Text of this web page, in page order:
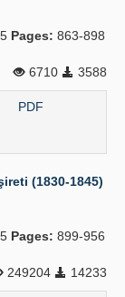
Pages: 863-898
6710
3588
PDF
(1830-1845)
Pages: 899-956
249204
14233